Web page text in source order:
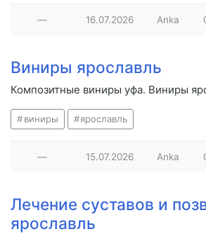
— 16.07.2026 Anka
Виниры ярославль
Композитные виниры уфа. Виниры
виниры ярославль
— 15.07.2026 Anka
Лечение суставов и
ярославль